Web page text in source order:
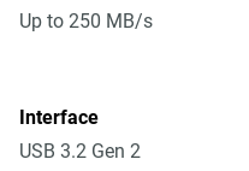
Up to 250 MB/s
Interface
USB 3.2 Gen 2